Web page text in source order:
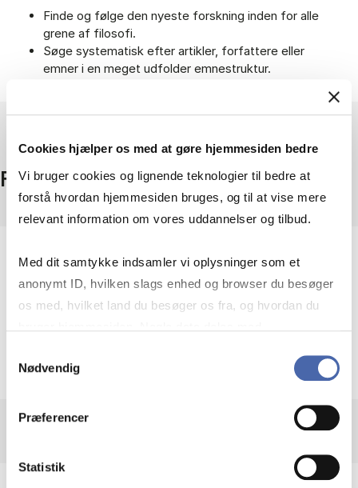
Cookies hjælper os med at gøre hjemmesiden bedre
Vi bruger cookies og lignende teknologier til bedre at
forstå hvordan hjemmesiden bruges, og til at vise mere
relevant information om vores uddannelser og tilbud.
Med dit samtykke indsamler vi oplysninger som et
anonymt ID, hvilken slags enhed og browser du besøger
os med, hvilket land du besøger os fra, og hvordan du
markedsføring. Du bestemmer selv - og kan altid trække
Nødvendig
Præferencer
Statistik
Finde og følge den nyeste forskning inden for alle
grene af filosofi.
Søge systematisk efter artikler, forfattere eller
emner i en meget udfolder emnestruktur.
Fakta
Omfang
2.5+ mio. referencer
Adgang
The PhilPapers Foundation